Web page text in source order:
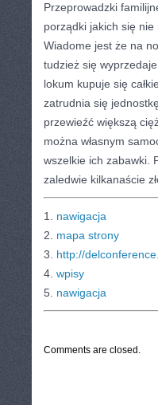
Przeprowadzki
porządki jakich się
Wiadome jest że na
tudzież się
lokum kupuje się
zatrudnia się
przewieźć większą
można własnym
wszelkie ich zabawki.
zaledwie kilkanaście
1. nawigacja
2. mapa strony
3. http://
4. wpisy
5. nawigacja
Comments are closed.